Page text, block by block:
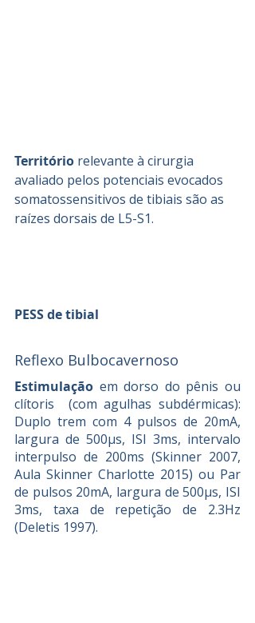
Território relevante à cirurgia
avaliado pelos potenciais evocados
somatossensitivos de tibiais são as
raízes dorsais de L5-S1.
PESS de tibial
Reflexo Bulbocavernoso
Estimulação em dorso do pênis ou
clítoris  (com agulhas subdérmicas):
Duplo trem com 4 pulsos de 20mA,
largura de 500µs, ISI 3ms, intervalo
interpulso de 200ms (Skinner 2007,
Aula Skinner Charlotte 2015) ou Par
de pulsos 20mA, largura de 500µs, ISI
3ms, taxa de repetição de 2.3Hz
(Deletis 1997).